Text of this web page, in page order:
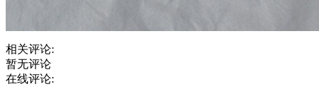
相关评论:
暂无评论
在线评论: